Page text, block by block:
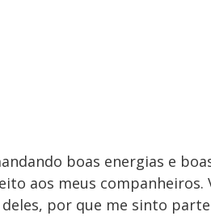
boas energias e
aos meus
por que me sinto